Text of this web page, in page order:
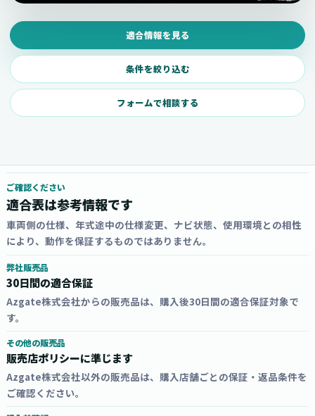
適合情報を見る
条件を絞り込む
フォームで相談する
ご確認ください
適合表は参考情報です
車両側の仕様、年式途中の仕様変更、ナビ状態、使用環境との相性
により、動作を保証するものではありません。
弊社販売品
30日間の適合保証
Azgate株式会社からの販売品は、購入後30日間の適合保証対象で
す。
その他の販売品
販売店ポリシーに準じます
Azgate株式会社以外の販売品は、購入店舗ごとの保証・返品条件を
ご確認ください。